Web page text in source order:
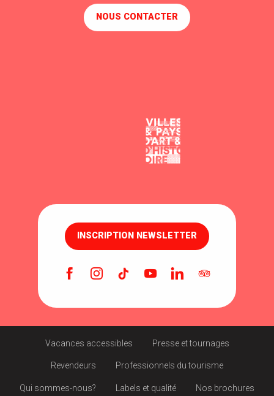
NOUS CONTACTER
INSCRIPTION NEWSLETTER
Vacances accessibles Presse et tournages
Revendeurs Professionnels du tourisme
Qui sommes-nous? Labels et qualité Nos brochures